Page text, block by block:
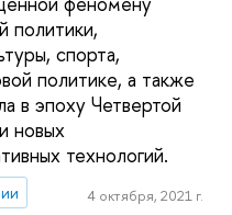
политики,
спорта,
политике, а также
в эпоху Четвертой
новых
технологий.
4 октября, 2021 г.